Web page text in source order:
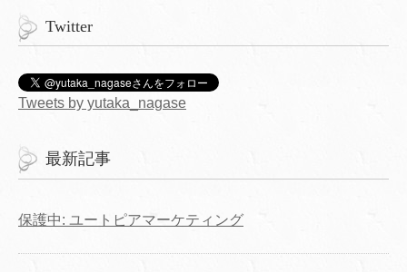
Twitter
Tweets by yutaka_nagase
最新記事
保護中: ユートピアマーケティング